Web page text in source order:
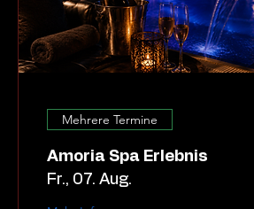
Mehrere Termine
Amoria Spa Erlebnis
Fr., 07. Aug.